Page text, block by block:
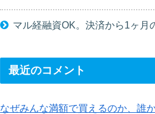
マル経融資OK。決済から1ヶ月
最近のコメント
なぜみんな満額で買えるのか、誰